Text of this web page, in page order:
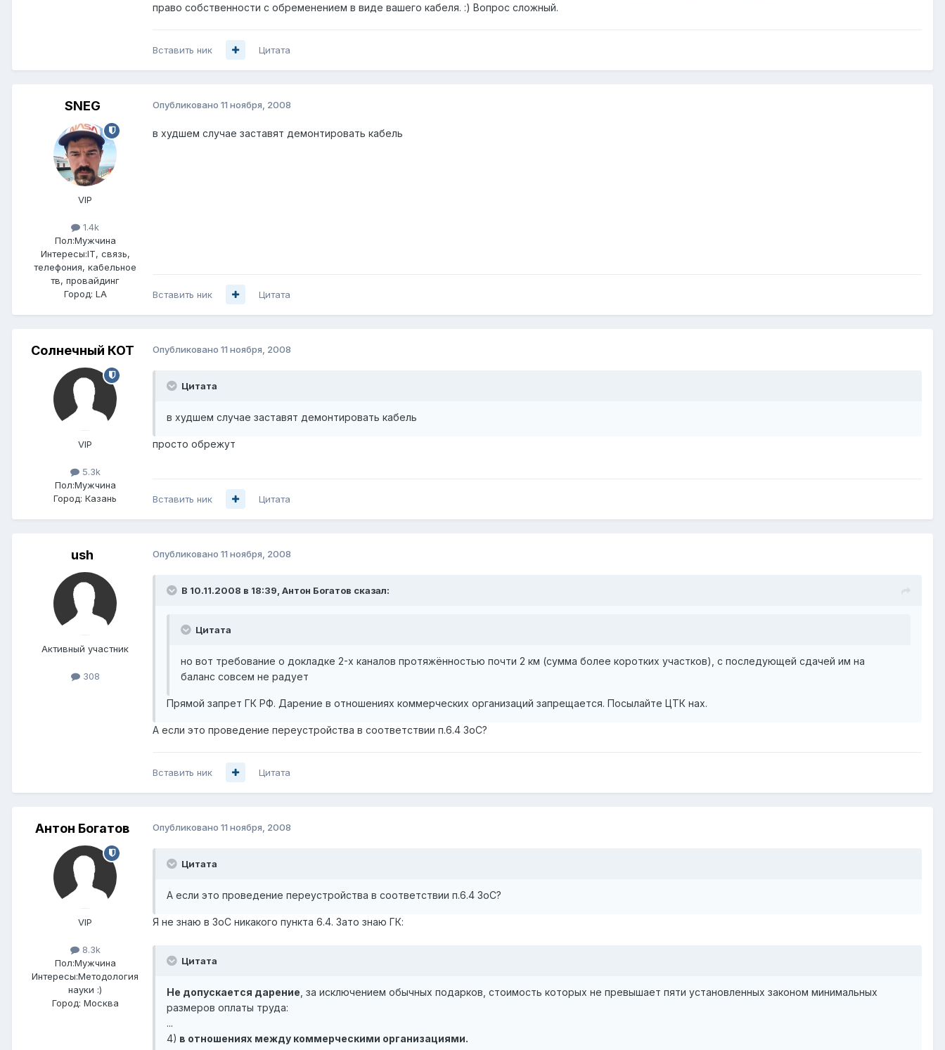
право собственности с обременением в виде вашего кабеля. :) Вопрос сложный.
Вставить ник Цитата
SNEG
VIP
1.4k
Пол:Мужчина
Интересы:IT, связь,
телефония, кабельное
тв, провайдинг
Город: LA
Опубликовано 11 ноября, 2008
в худшем случае заставят демонтировать кабель
Вставить ник Цитата
Солнечный КОТ
VIP
5.3k
Пол:Мужчина
Город: Казань
Опубликовано 11 ноября, 2008
Цитата
в худшем случае заставят демонтировать кабель
просто обрежут
Вставить ник Цитата
ush
Активный участник
308
Опубликовано 11 ноября, 2008
В 10.11.2008 в 18:39, Антон Богатов сказал:
Цитата
но вот требование о докладке 2-х каналов протяжённостью почти 2 км (сумма более коротких участков), с последующей сдачей им на
баланс совсем не радует
Прямой запрет ГК РФ. Дарение в отношениях коммерческих организаций запрещается. Посылайте ЦТК нах.
А если это проведение переустройства в соответствии п.6.4 ЗоС?
Вставить ник Цитата
Антон Богатов
VIP
8.3k
Пол:Мужчина
Интересы:Методология
науки :)
Город: Москва
Опубликовано 11 ноября, 2008
Цитата
А если это проведение переустройства в соответствии п.6.4 ЗоС?
Я не знаю в ЗоС никакого пункта 6.4. Зато знаю ГК:
Цитата
Не допускается дарение , за исключением обычных подарков, стоимость которых не превышает пяти установленных законом минимальных
размеров оплаты труда:
...
4) в отношениях между коммерческими организациями.